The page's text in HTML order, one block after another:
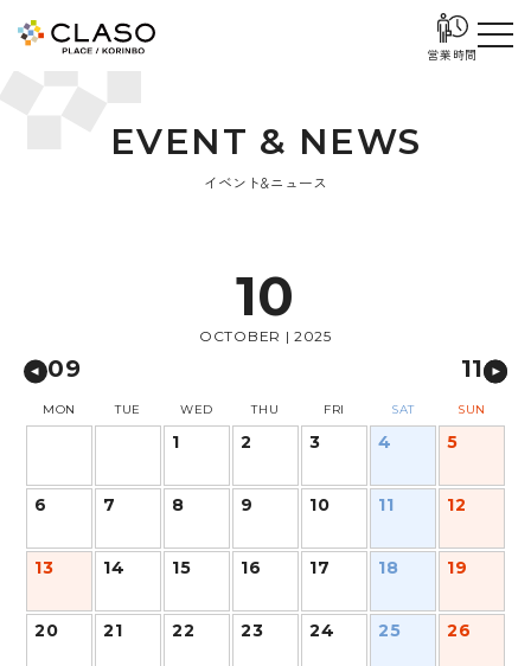
営業時間
EVENT & NEWS
イベント&ニュース
10
OCTOBER | 2025
09 11
MON TUE WED THU FRI SAT SUN
1 2 3 4 5
6 7 8 9 10 11 12
13 14 15 16 17 18 19
20 21 22 23 24 25 26